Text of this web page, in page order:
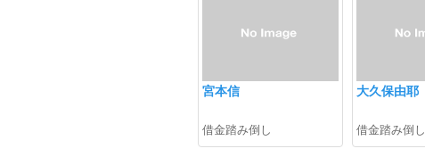
宮本信
借金踏み倒し
大久保由耶
借金踏み倒し